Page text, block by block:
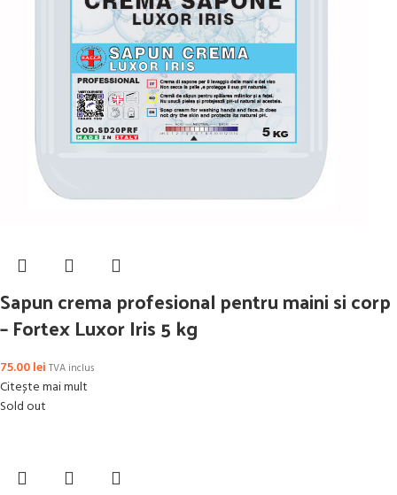
Sapun crema profesional pentru maini si corp
– Fortex Luxor Iris 5 kg
75.00lei TVA inclus
Citește mai mult
Sold out